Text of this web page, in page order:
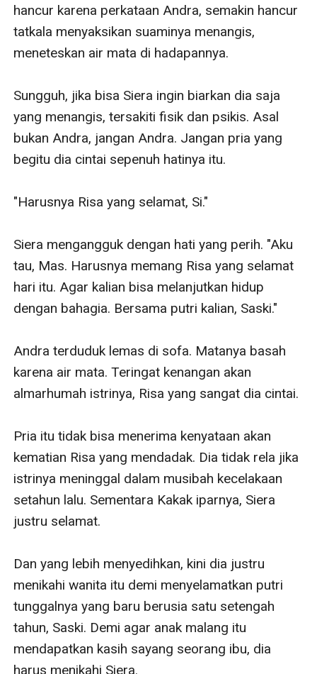
hancur karena perkataan Andra, semakin hancur
tatkala menyaksikan suaminya menangis,
meneteskan air mata di hadapannya.
Sungguh, jika bisa Siera ingin biarkan dia saja
yang menangis, tersakiti fisik dan psikis. Asal
bukan Andra, jangan Andra. Jangan pria yang
begitu dia cintai sepenuh hatinya itu.
"Harusnya Risa yang selamat, Si."
Siera mengangguk dengan hati yang perih. "Aku
tau, Mas. Harusnya memang Risa yang selamat
hari itu. Agar kalian bisa melanjutkan hidup
dengan bahagia. Bersama putri kalian, Saski."
Andra terduduk lemas di sofa. Matanya basah
karena air mata. Teringat kenangan akan
almarhumah istrinya, Risa yang sangat dia cintai.
Pria itu tidak bisa menerima kenyataan akan
kematian Risa yang mendadak. Dia tidak rela jika
istrinya meninggal dalam musibah kecelakaan
setahun lalu. Sementara Kakak iparnya, Siera
justru selamat.
Dan yang lebih menyedihkan, kini dia justru
menikahi wanita itu demi menyelamatkan putri
tunggalnya yang baru berusia satu setengah
tahun, Saski. Demi agar anak malang itu
mendapatkan kasih sayang seorang ibu, dia
harus menikahi Siera.